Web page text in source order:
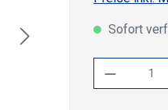
Sofort